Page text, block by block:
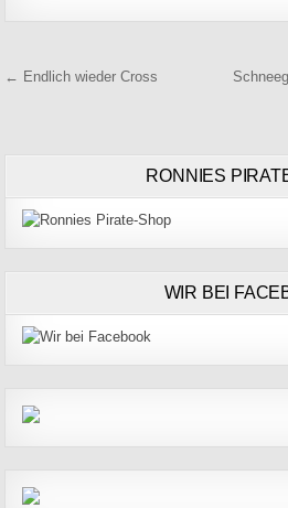
Beitragsnavigation
← Endlich wieder Cross
RONNIES
WIR BEI